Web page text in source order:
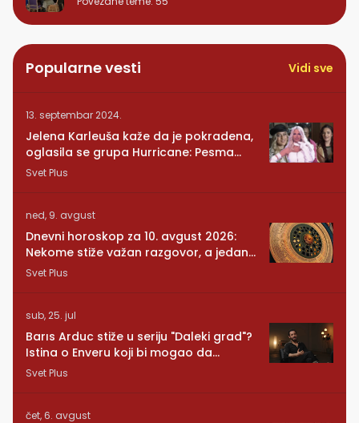
Popularne vesti Vidi sve
13. septembar 2024.
Jelena Karleuša kaže da je pokradena,
oglasila se grupa Hurricane: Pesma
RUNDE je naša!
Svet Plus
ned, 9. avgust
Dnevni horoskop za 10. avgust 2026:
Nekome stiže važan razgovor, a jedan
znak mora da posluša srce
Svet Plus
sub, 25. jul
Barıs Arduc stiže u seriju "Daleki grad"?
Istina o Enveru koji bi mogao da
promeni sve
Svet Plus
čet, 6. avgust